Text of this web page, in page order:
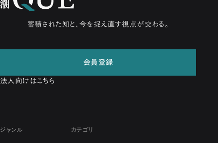
蓄積された知と、今を捉え直す視点が交わる。
会員登録
法人向けはこちら
ジャンル カテゴリ